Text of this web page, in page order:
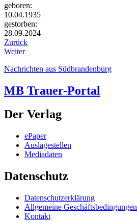
geboren:
10.04.1935
gestorben:
28.09.2024
Zurück
Weiter
Nachrichten aus Südbrandenburg
MB Trauer-Portal
Der Verlag
ePaper
Auslagestellen
Mediadaten
Datenschutz
Datenschutzerklärung
Allgemeine Geschäftsbedingungen
Kontakt